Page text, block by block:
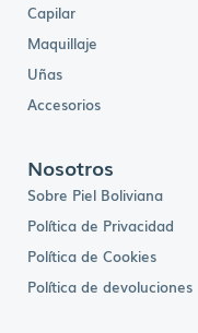
Capilar
Maquillaje
Uñas
Accesorios
Nosotros
Sobre Piel Boliviana
Política de Privacidad
Política de Cookies
Política de devoluciones